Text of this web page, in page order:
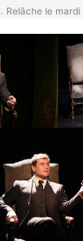
. Relâche le mardi